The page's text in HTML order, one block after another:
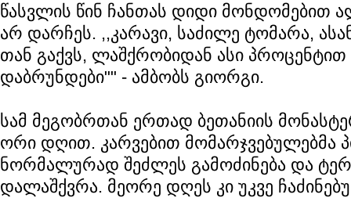
წასვლის წინ ჩანთას დიდი მონდომებით
არ დარჩეს. ,,კარავი, საძილე ტომარა,
თან გაქვს, ლაშქრობიდან ასი
დაბრუნდები"" - ამბობს გიორგი.
სამ მეგობრთან ერთად ბეთანიის
ორი დღით. კარვებით მომარჯვებულებმა
ნორმალურად შეძლეს გამოძინება და
დალაშქვრა. მეორე დღეს კი უკვე